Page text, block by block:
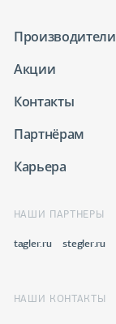
Производители
Акции
Контакты
Партнёрам
Карьера
НАШИ ПАРТНЕРЫ
tagler.ru stegler.ru
НАШИ КОНТАКТЫ